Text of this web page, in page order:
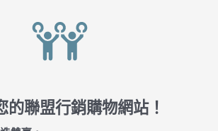
的聯盟行銷購物網站！